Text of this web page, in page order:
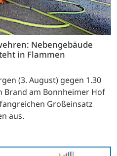
Nebengebäude
in Flammen
(3. August) gegen 1.30
Brand am Bonnheimer Hof
Großeinsatz
aus.